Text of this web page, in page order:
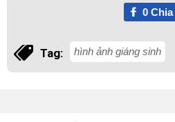
0Chia
Tag: hình ảnh giáng sinh